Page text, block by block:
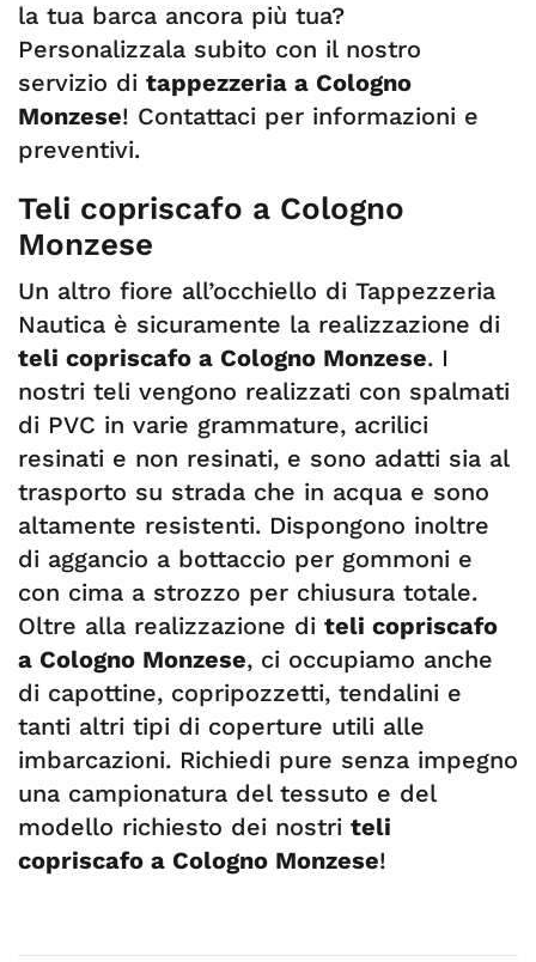
la tua barca ancora più tua?
Personalizzala subito con il nostro
servizio di tappezzeria a Cologno
Monzese! Contattaci per informazioni e
preventivi.
Teli copriscafo a Cologno
Monzese
Un altro fiore all’occhiello di Tappezzeria
Nautica è sicuramente la realizzazione di
teli copriscafo a Cologno Monzese. I
nostri teli vengono realizzati con spalmati
di PVC in varie grammature, acrilici
resinati e non resinati, e sono adatti sia al
trasporto su strada che in acqua e sono
altamente resistenti. Dispongono inoltre
di aggancio a bottaccio per gommoni e
con cima a strozzo per chiusura totale.
Oltre alla realizzazione di teli copriscafo
a Cologno Monzese, ci occupiamo anche
di capottine, copripozzetti, tendalini e
tanti altri tipi di coperture utili alle
imbarcazioni. Richiedi pure senza impegno
una campionatura del tessuto e del
modello richiesto dei nostri teli
copriscafo a Cologno Monzese!